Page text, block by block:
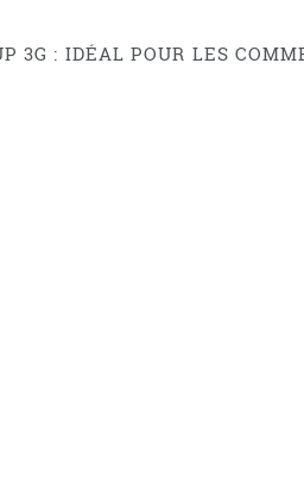
3G : IDÉAL POUR LES